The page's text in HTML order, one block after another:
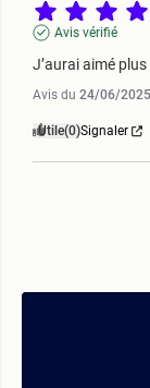
Avis vérifié
J’aurai aimé
Avis du 24/06/2025
Utile(0)Signaler